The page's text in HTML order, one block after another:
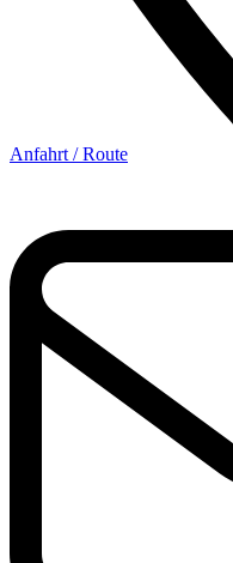
Anfahrt / Route